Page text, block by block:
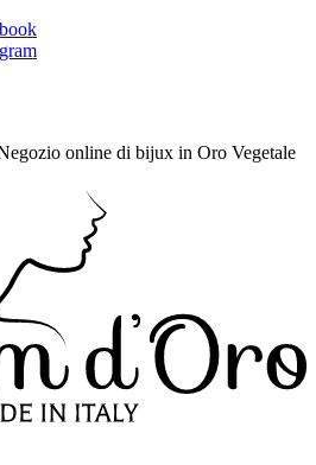
online di bijux in Oro Vegetale